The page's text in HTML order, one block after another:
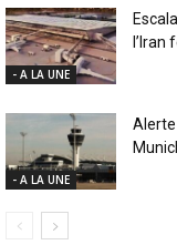
- A LA UNE
l’Iran
- A LA UNE
Alerte